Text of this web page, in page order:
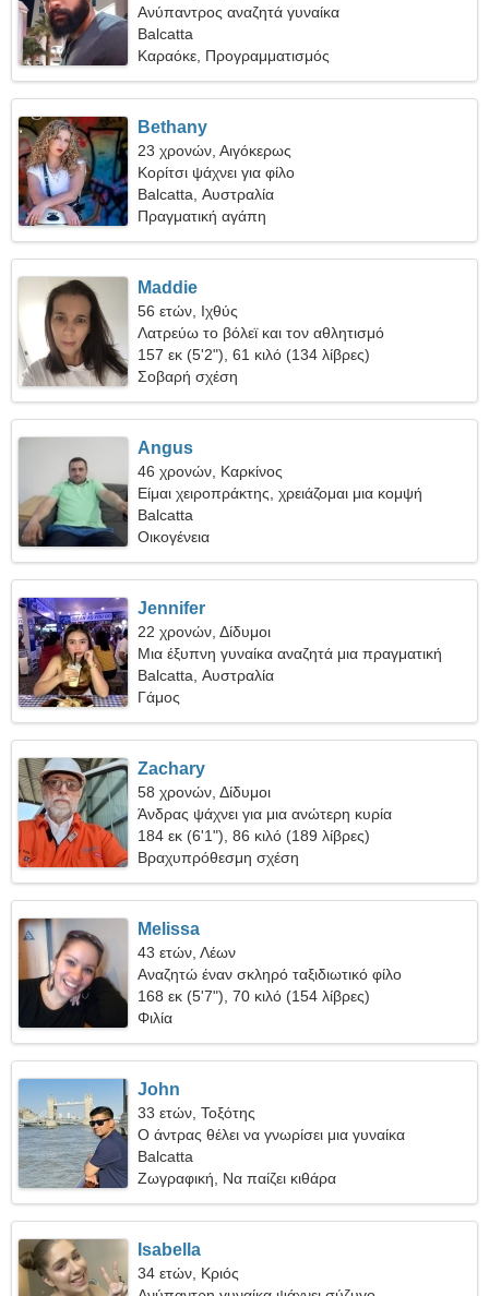
Ανύπαντρος αναζητά γυναίκα
Balcatta
Καραόκε, Προγραμματισμός
Bethany
23 χρονών, Αιγόκερως
Κορίτσι ψάχνει για φίλο
Balcatta, Αυστραλία
Πραγματική αγάπη
Maddie
56 ετών, Ιχθύς
Λατρεύω το βόλεϊ και τον αθλητισμό
157 εκ (5'2"), 61 κιλό (134 λίβρες)
Σοβαρή σχέση
Angus
46 χρονών, Καρκίνος
Είμαι χειροπράκτης, χρειάζομαι μια κομψή
γυναίκα
Balcatta
Οικογένεια
Jennifer
22 χρονών, Δίδυμοι
Μια έξυπνη γυναίκα αναζητά μια πραγματική
σχέση
Balcatta, Αυστραλία
Γάμος
Zachary
58 χρονών, Δίδυμοι
Άνδρας ψάχνει για μια ανώτερη κυρία
184 εκ (6'1"), 86 κιλό (189 λίβρες)
Βραχυπρόθεσμη σχέση
Melissa
43 ετών, Λέων
Αναζητώ έναν σκληρό ταξιδιωτικό φίλο
168 εκ (5'7"), 70 κιλό (154 λίβρες)
Φιλία
John
33 ετών, Τοξότης
Ο άντρας θέλει να γνωρίσει μια γυναίκα
Balcatta
Ζωγραφική, Να παίζει κιθάρα
Isabella
34 ετών, Κριός